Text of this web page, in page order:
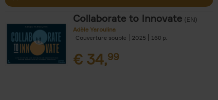
Collaborate to Innovate (EN)
Adèle Yaroulina
Couverture souple
2025 160
€ 34,99